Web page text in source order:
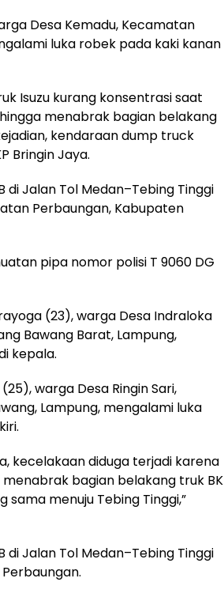
Desa Kemadu, Kecamatan
luka robek pada kaki kanan
Isuzu kurang konsentrasi saat
menabrak bagian belakang
kendaraan dump truck
Bringin Jaya.
di Jalan Tol Medan–Tebing Tinggi
Perbaungan, Kabupaten
pipa nomor polisi T 9060 DG
(23), warga Desa Indraloka
Bawang Barat, Lampung,
kepala.
warga Desa Ringin Sari,
Lampung, mengalami luka
kecelakaan diduga terjadi karena
bagian belakang truk BK
menuju Tebing Tinggi,”
Jalan Tol Medan–Tebing Tinggi